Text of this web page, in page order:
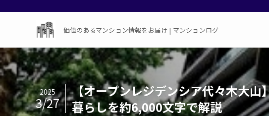
価値のあるマンション情報をお届け | マンションログ
【オープンレジデンシア代々木大
暮らしを約6,000文字で解説
2025
3/27